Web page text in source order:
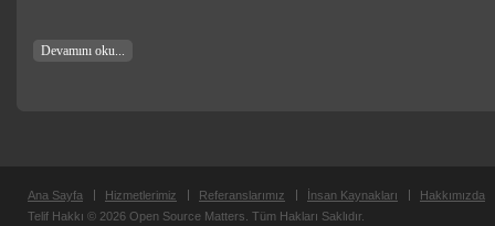
Devamını oku...
Ana Sayfa Hizmetlerimiz Referanslarımız İnsan Kaynakları
Hakkımızda
Telif Hakkı © 2026 Open Source Matters. Tüm Hakları Saklıdır.